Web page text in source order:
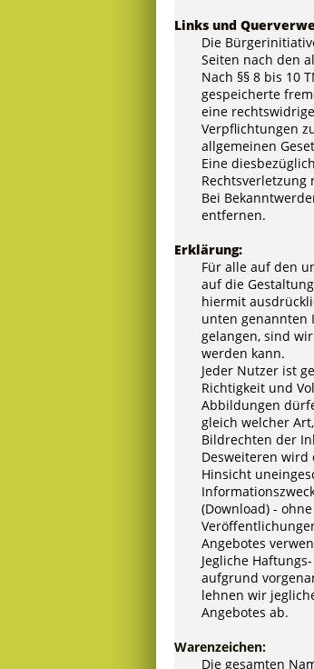
Links und
Die
Seiten nach den
Nach §§ 8 bis 10
gespeicherte
eine
Verpflichtungen
allgemeinen
Eine
Rechtsverletzung
Bei
entfernen.
Erklärung:
Für alle auf den
auf die
hiermit
unten genannten
gelangen, sind
werden kann.
Jeder Nutzer ist
Richtigkeit und
Abbildungen
gleich welcher
Bildrechten der
Desweiteren
Hinsicht
(Download) -
Angebotes
Jegliche
aufgrund
lehnen wir
Angebotes ab.
Warenzeichen:
Die gesamten